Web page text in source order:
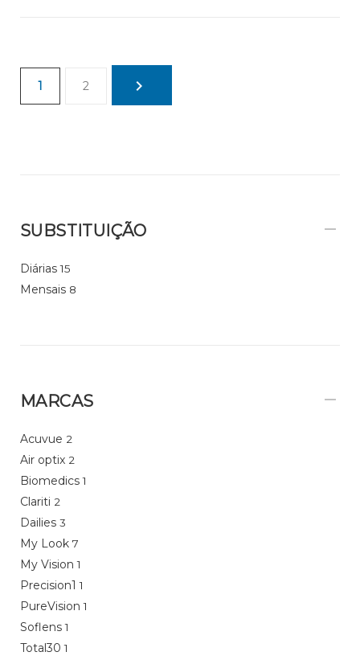
1 2
SUBSTITUIÇÃO
Diárias 15
Mensais 8
MARCAS
Acuvue 2
Air optix 2
Biomedics 1
Clariti 2
Dailies 3
My Look 7
My Vision 1
Precision1 1
PureVision 1
Soflens 1
Total30 1